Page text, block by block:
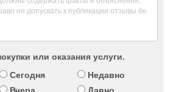
или оказания услуги.
Сегодня
Недавно